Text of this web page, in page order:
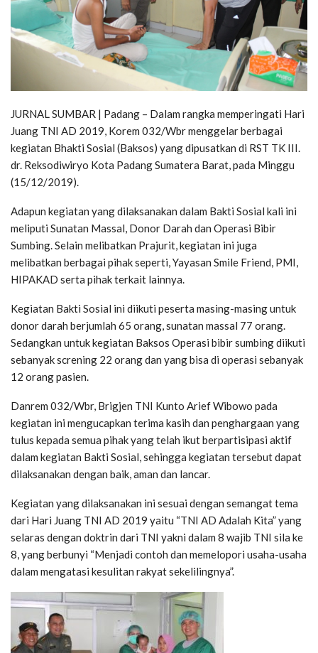
JURNAL SUMBAR | Padang – Dalam rangka memperingati Hari
Juang TNI AD 2019, Korem 032/Wbr menggelar berbagai
kegiatan Bhakti Sosial (Baksos) yang dipusatkan di RST TK III.
dr. Reksodiwiryo Kota Padang Sumatera Barat, pada Minggu
(15/12/2019).
Adapun kegiatan yang dilaksanakan dalam Bakti Sosial kali ini
meliputi Sunatan Massal, Donor Darah dan Operasi Bibir
Sumbing. Selain melibatkan Prajurit, kegiatan ini juga
melibatkan berbagai pihak seperti, Yayasan Smile Friend, PMI,
HIPAKAD serta pihak terkait lainnya.
Kegiatan Bakti Sosial ini diikuti peserta masing-masing untuk
donor darah berjumlah 65 orang, sunatan massal 77 orang.
Sedangkan untuk kegiatan Baksos Operasi bibir sumbing diikuti
sebanyak screning 22 orang dan yang bisa di operasi sebanyak
12 orang pasien.
Danrem 032/Wbr, Brigjen TNI Kunto Arief Wibowo pada
kegiatan ini mengucapkan terima kasih dan penghargaan yang
tulus kepada semua pihak yang telah ikut berpartisipasi aktif
dalam kegiatan Bakti Sosial, sehingga kegiatan tersebut dapat
dilaksanakan dengan baik, aman dan lancar.
Kegiatan yang dilaksanakan ini sesuai dengan semangat tema
dari Hari Juang TNI AD 2019 yaitu “TNI AD Adalah Kita” yang
selaras dengan doktrin dari TNI yakni dalam 8 wajib TNI sila ke
8, yang berbunyi “Menjadi contoh dan memelopori usaha-usaha
dalam mengatasi kesulitan rakyat sekelilingnya”.